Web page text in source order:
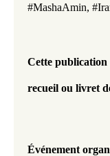
#MashaAmin,
Cette publication
recueil ou livret
Événement